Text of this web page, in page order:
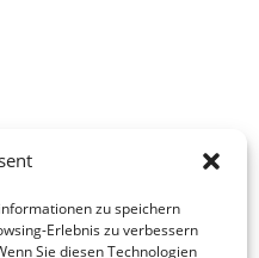
zu speichern
Erlebnis zu verbessern
Sie diesen Technologien